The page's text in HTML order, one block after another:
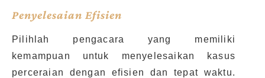
Penyelesaian Efisien
Pilihlah pengacara yang memiliki
kemampuan untuk menyelesaikan kasus
perceraian dengan efisien dan tepat waktu.